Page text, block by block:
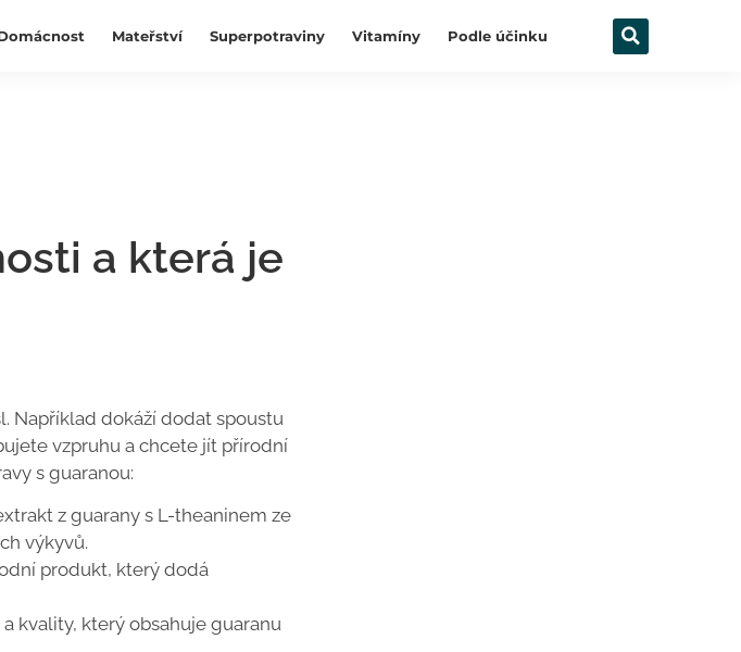
Mateřství Superpotraviny Vitamíny Podle účinku
a která je
Například dokáží dodat spoustu
vzpruhu a chcete jít přírodní
s guaranou:
z guarany s L-theaninem ze
výkyvů.
produkt, který dodá
kvality, který obsahuje guaranu